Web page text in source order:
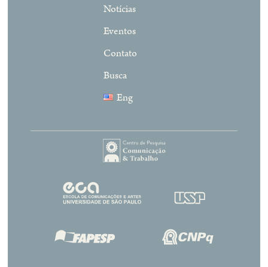
Notícias
Eventos
Contato
Busca
Eng